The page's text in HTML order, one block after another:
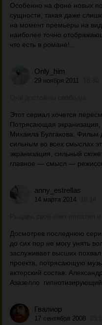
Особенно на фоне новых
сущности, такая даже
на момент премьеры на вид
наиболее точно
что есть в романе!...
Only_him
29 ноября 2011
Этот сериал хочется
Потрясающая экранизация,
Михаила Булгакова. Фильм
сильным во всех смыслах
экранизация, сильный
главное — смысл —
anny_estrellas
14 марта 2014
Досмотрев последнюю
до сих пор не могу унять
заслуживает высших
проекта, потрясающую
актерский состав.
Азазелло:
Гвалиор
17 сентября 2008